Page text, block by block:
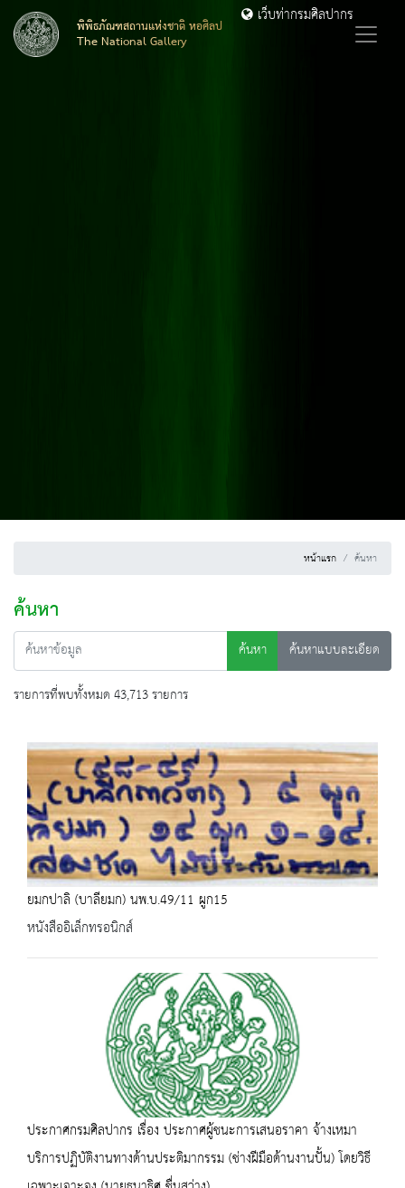
พิพิธภัณฑสถานแห่งชาติ หอศิลป
The National Gallery
เว็บท่ากรมศิลปากร
หน้าแรก ค้นหา
ค้นหา
ค้นหา
ค้นหาแบบละเอียด
รายการที่พบทั้งหมด 43,713 รายการ
ยมกปาลิ (บาลียมก) นพ.บ.49/11 ผูก15
หนังสืออิเล็กทรอนิกส์
ประกาศกรมศิลปากร เรื่อง ประกาศผู้ชนะการเสนอราคา จ้างเหมา
บริการปฏิบัติงานทางด้านประติมากรรม (ช่างฝีมือด้านงานปั้น) โดยวิธี